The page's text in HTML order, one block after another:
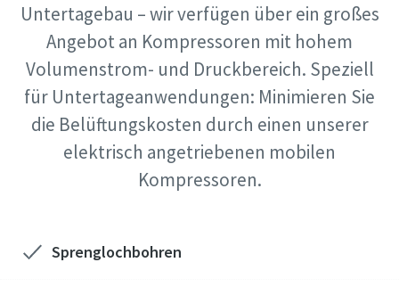
Untertagebau – wir verfügen über ein großes
Angebot an Kompressoren mit hohem
Volumenstrom- und Druckbereich. Speziell
für Untertageanwendungen: Minimieren Sie
die Belüftungskosten durch einen unserer
elektrisch angetriebenen mobilen
Kompressoren.
Sprenglochbohren